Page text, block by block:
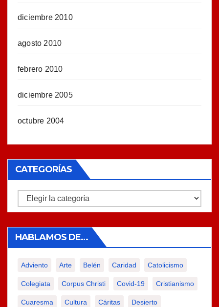
diciembre 2010
agosto 2010
febrero 2010
diciembre 2005
octubre 2004
CATEGORÍAS
Categorías
HABLAMOS DE…
Adviento Arte Belén Caridad Catolicismo
Colegiata Corpus Christi Covid-19 Cristianismo
Cuaresma Cultura Cáritas Desierto